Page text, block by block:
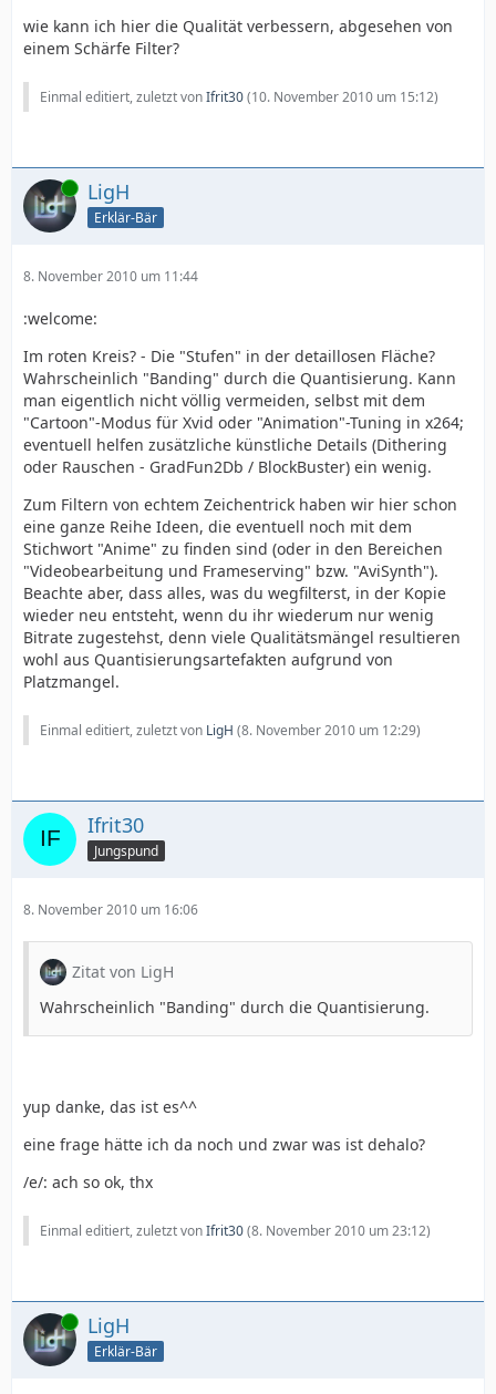
wie kann ich hier die Qualität verbessern, abgesehen von
einem Schärfe Filter?
Einmal editiert, zuletzt vonIfrit30(10. November 2010 um 15:12)
Online LigH
Erklär-Bär
8. November 2010 um 11:44
:welcome:
Im roten Kreis? - Die "Stufen" in der detaillosen Fläche?
Wahrscheinlich "Banding" durch die Quantisierung. Kann
man eigentlich nicht völlig vermeiden, selbst mit dem
"Cartoon"-Modus für Xvid oder "Animation"-Tuning in x264;
eventuell helfen zusätzliche künstliche Details (Dithering
oder Rauschen - GradFun2Db / BlockBuster) ein wenig.
Zum Filtern von echtem Zeichentrick haben wir hier schon
eine ganze Reihe Ideen, die eventuell noch mit dem
Stichwort "Anime" zu finden sind (oder in den Bereichen
"Videobearbeitung und Frameserving" bzw. "AviSynth").
Beachte aber, dass alles, was du wegfilterst, in der Kopie
wieder neu entsteht, wenn du ihr wiederum nur wenig
Bitrate zugestehst, denn viele Qualitätsmängel resultieren
wohl aus Quantisierungsartefakten aufgrund von
Platzmangel.
Einmal editiert, zuletzt von LigH (8. November 2010 um 12:29)
Ifrit30
Jungspund
8. November 2010 um 16:06
Zitat von LigH
Wahrscheinlich "Banding" durch die Quantisierung.
yup danke, das ist es^^
eine frage hätte ich da noch und zwar was ist dehalo?
/e/: ach so ok, thx
Einmal editiert, zuletzt vonIfrit30(8. November 2010 um 23:12)
Online LigH
Erklär-Bär